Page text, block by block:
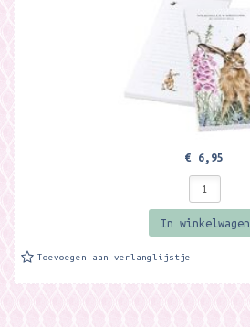
€ 6,95
In winkelwagen
Toevoegen aan verlanglijstje